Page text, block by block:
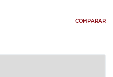
COMPARAR